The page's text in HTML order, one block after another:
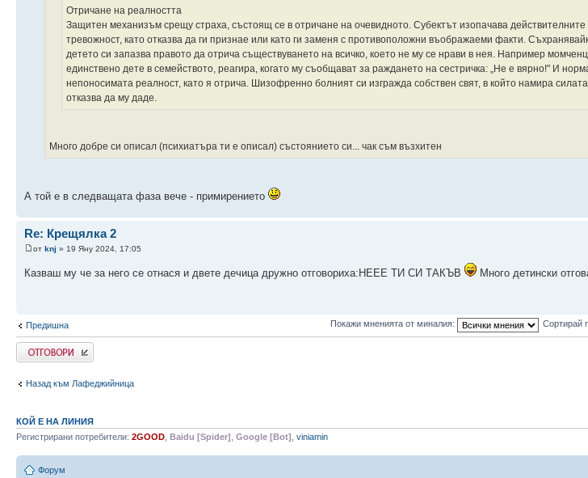
Отричане на реалността
Защитен механизъм срещу страха, състоящ се в отричане на очевидното. Субектът изопачава
тревожност, като отказва да ги признае или като ги заменя с противоположни въображаеми факти.
детето си запазва правото да отрича съществуването на всичко, което не му се нрави в нея. Например
единствено дете в семейството, реагира, когато му съобщават за раждането на сестричка: „Не е вярно!" И
непоносимата реалност, като я отрича. Шизофренно болният си изгражда собствен свят, в който намира
отказва да му даде.
Много добре си описал (психиатъра ти е описал) състоянието си... чак съм възхитен
А той е в следващата фаза вече - примирението
Re: Крещялка 2
от knj » 19 Яну 2024, 17:05
Казваш му че за него се отнася и двете дечица дружно отговориха:НЕЕЕ ТИ СИ ТАКЪВ Много детински
Предишна Покажи мненията от миналия: Сортирай
Напиши коментар
Назад към Лафеджийница
КОЙ Е НА ЛИНИЯ
Регистрирани потребители: 2GOOD Baidu [Spider] Google [Bot] viniamin
Форум